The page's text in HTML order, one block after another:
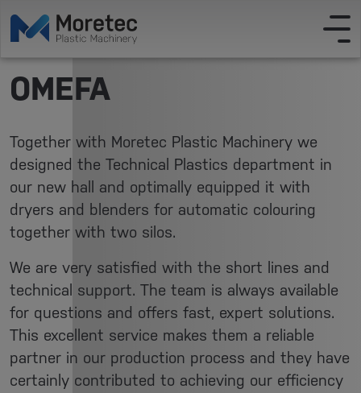
OMEFA
Together with Moretec Plastic Machinery we
designed the Technical Plastics department in
our new hall and optimally equipped it with
dryers and blenders for automatic colouring
together with two silos.
We are very satisfied with the short lines and
technical support. The team is always available
for questions and offers fast, expert solutions.
This excellent service makes them a reliable
partner in our production process and they have
certainly contributed to achieving our efficiency